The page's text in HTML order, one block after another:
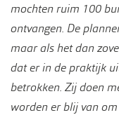
mochten ruim 100
ontvangen. De
maar als het dan
dat er in de praktijk
betrokken. Zij doen
worden er blij van